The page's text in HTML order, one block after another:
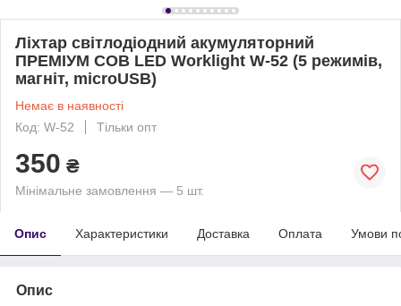
Ліхтар світлодіодний акумуляторний
ПРЕМІУМ COB LED Worklight W-52 (5 режимів,
магніт, microUSB)
Немає в наявності
Код: W-52
Тільки опт
350 ₴
Мінімальне замовлення — 5 шт.
Опис Характеристики Доставка Оплата Умови
Опис